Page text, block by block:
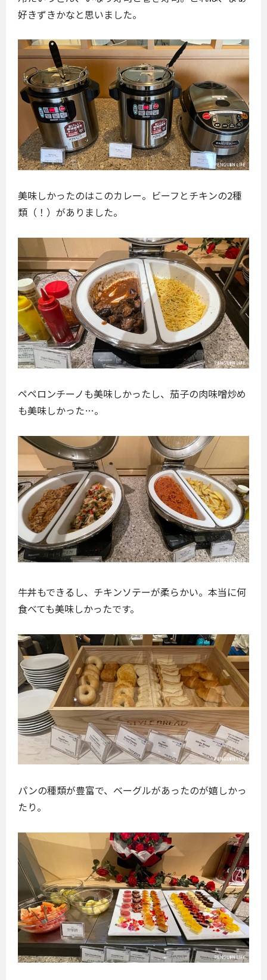
好きずきかなと思いました。
美味しかったのはこのカレー。ビーフとチキンの2種
類（！）がありました。
ペペロンチーノも美味しかったし、茄子の肉味噌炒め
も美味しかった…。
牛丼もできるし、チキンソテーが柔らかい。本当に何
食べても美味しかったです。
パンの種類が豊富で、ベーグルがあったのが嬉しかっ
たり。